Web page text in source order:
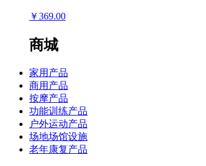
￥369.00
商城
家用产品
商用产品
按摩产品
功能训练产品
户外运动产品
场地场馆设施
老年康复产品